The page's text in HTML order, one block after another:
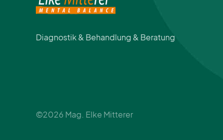
Diagnostik & Behandlung & Beratung
©2026 Mag. Elke Mitterer